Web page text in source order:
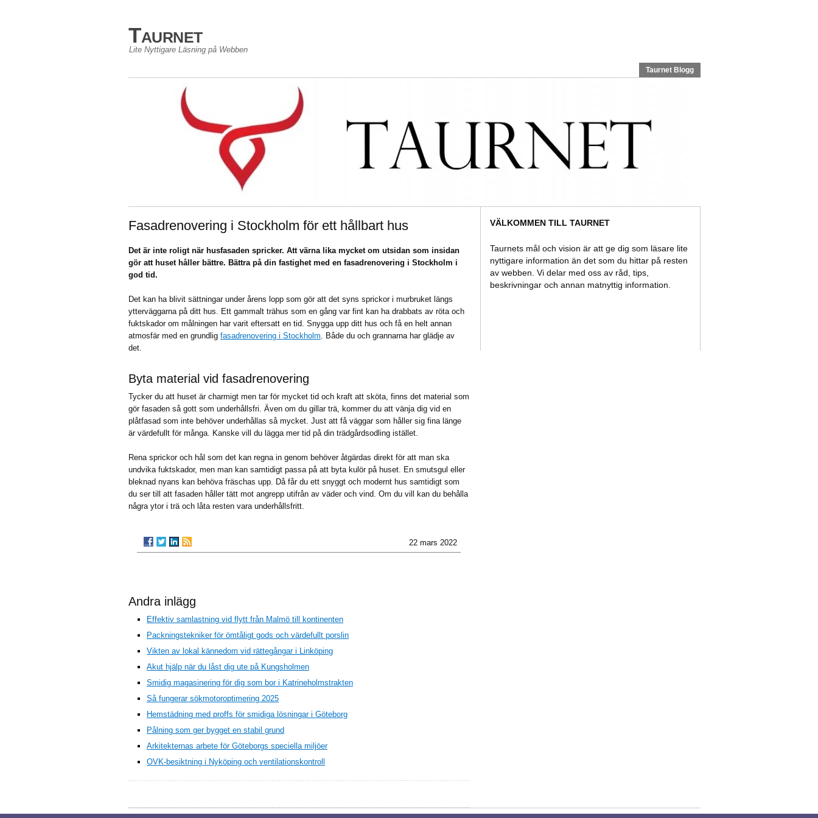
Taurnet
Lite Nyttigare Läsning på Webben
Taurnet Blogg
Fasadrenovering i Stockholm för ett hållbart hus
Det är inte roligt när husfasaden spricker. Att värna lika mycket om utsidan som insidan
gör att huset håller bättre. Bättra på din fastighet med en fasadrenovering i Stockholm i
god tid.
Det kan ha blivit sättningar under årens lopp som gör att det syns sprickor i murbruket längs
ytterväggarna på ditt hus. Ett gammalt trähus som en gång var fint kan ha drabbats av röta och
fuktskador om målningen har varit eftersatt en tid. Snygga upp ditt hus och få en helt annan
atmosfär med en grundlig fasadrenovering i Stockholm. Både du och grannarna har glädje av
det.
Byta material vid fasadrenovering
Tycker du att huset är charmigt men tar för mycket tid och kraft att sköta, finns det material som
gör fasaden så gott som underhållsfri. Även om du gillar trä, kommer du att vänja dig vid en
plåtfasad som inte behöver underhållas så mycket. Just att få väggar som håller sig fina länge
är värdefullt för många. Kanske vill du lägga mer tid på din trädgårdsodling istället.
Rena sprickor och hål som det kan regna in genom behöver åtgärdas direkt för att man ska
undvika fuktskador, men man kan samtidigt passa på att byta kulör på huset. En smutsgul eller
bleknad nyans kan behöva fräschas upp. Då får du ett snyggt och modernt hus samtidigt som
du ser till att fasaden håller tätt mot angrepp utifrån av väder och vind. Om du vill kan du behålla
några ytor i trä och låta resten vara underhållsfritt.
22 mars 2022
Andra inlägg
Effektiv samlastning vid flytt från Malmö till kontinenten
Packningstekniker för ömtåligt gods och värdefullt porslin
Vikten av lokal kännedom vid rättegångar i Linköping
Akut hjälp när du låst dig ute på Kungsholmen
Smidig magasinering för dig som bor i Katrineholmstrakten
Så fungerar sökmotoroptimering 2025
Hemstädning med proffs för smidiga lösningar i Göteborg
Pålning som ger bygget en stabil grund
Arkitekternas arbete för Göteborgs speciella miljöer
OVK-besiktning i Nyköping och ventilationskontroll
VÄLKOMMEN TILL TAURNET
Taurnets mål och vision är att ge dig som läsare lite
nyttigare information än det som du hittar på resten
av webben. Vi delar med oss av råd, tips,
beskrivningar och annan matnyttig information.